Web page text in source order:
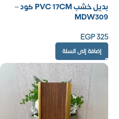
بديل خشب PVC 17CM كود –
MDW309
EGP325
إضافة إلى السلة